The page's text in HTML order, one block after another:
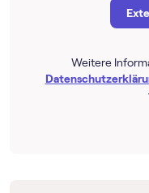
Weitere